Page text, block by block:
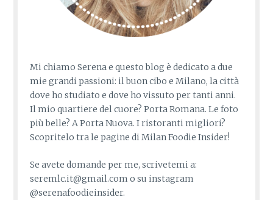
Mi chiamo Serena e questo blog è dedicato a due
mie grandi passioni: il buon cibo e Milano, la città
dove ho studiato e dove ho vissuto per tanti anni.
Il mio quartiere del cuore? Porta Romana. Le foto
più belle? A Porta Nuova. I ristoranti migliori?
Scopritelo tra le pagine di Milan Foodie Insider!
Se avete domande per me, scrivetemi a:
seremlc.it@gmail.com o su instagram
@serenafoodieinsider.